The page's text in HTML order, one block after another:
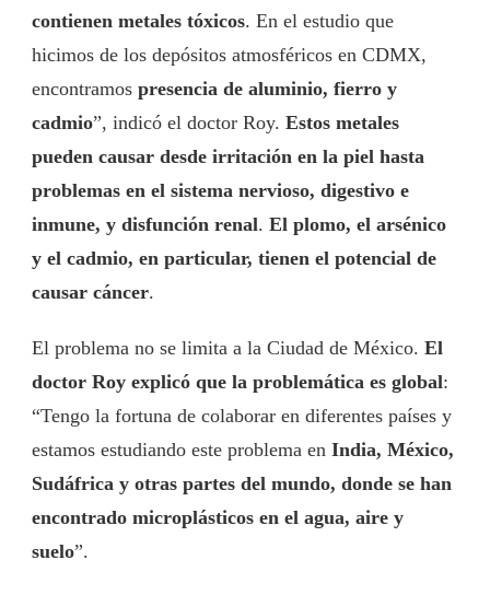
contienen metales tóxicos. En el estudio que
hicimos de los depósitos atmosféricos en CDMX,
encontramos presencia de aluminio, fierro y
cadmio”, indicó el doctor Roy. Estos metales
pueden causar desde irritación en la piel hasta
problemas en el sistema nervioso, digestivo e
inmune, y disfunción renal. El plomo, el arsénico
y el cadmio, en particular, tienen el potencial de
causar cáncer.
El problema no se limita a la Ciudad de México. El
doctor Roy explicó que la problemática es global:
“Tengo la fortuna de colaborar en diferentes países y
estamos estudiando este problema en India, México,
Sudáfrica y otras partes del mundo, donde se han
encontrado microplásticos en el agua, aire y
suelo”.